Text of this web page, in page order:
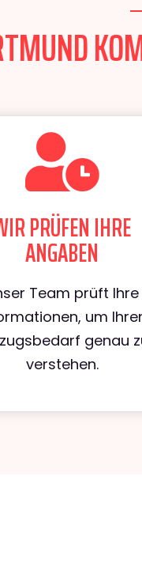
PRÜFEN IHRE
ANGABEN
Team prüft Ihre
um
genau
verstehen.